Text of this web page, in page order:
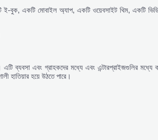
বুক, একটি মোবাইল অ্যাপ, একটি ওয়েবসাইট থিম, একটি
ব্যবসা এবং গ্রাহকদের মধ্যে এবং এন্টারপ্রাইজগুলির
হাতিয়ার হয়ে উঠতে পারে।